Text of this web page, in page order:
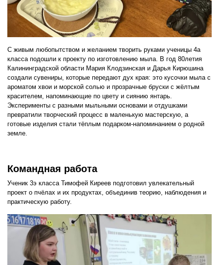
С живым любопытством и желанием творить руками ученицы 4а
класса подошли к проекту по изготовлению мыла. В год 80летия
Калининградской области Мария Клодзинская и Дарья Кирюшина
создали сувениры, которые передают дух края: это кусочки мыла с
ароматом хвои и морской солью и прозрачные бруски с жёлтым
красителем, напоминающие по цвету и сиянию янтарь.
Эксперименты с разными мыльными основами и отдушками
превратили творческий процесс в маленькую мастерскую, а
готовые изделия стали тёплым подарком-напоминанием о родной
земле.
Командная работа
Ученик 3э класса Тимофей Киреев подготовил увлекательный
проект о пчёлах и их продуктах, объединив теорию, наблюдения и
практическую работу.